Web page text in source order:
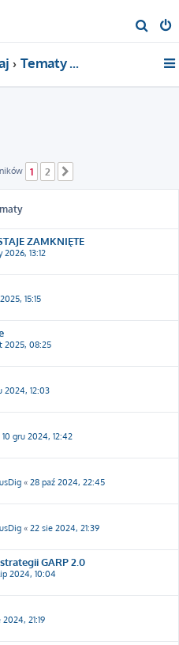
z
Tematy bez odpowiedzi
1 2
ZAMKNIĘTE
2026, 13:12
15:15
2025, 08:25
2024, 12:03
10 gru 2024, 12:42
« 28 paź 2024, 22:45
« 22 sie 2024, 21:39
GARP 2.0
2024, 10:04
21:19